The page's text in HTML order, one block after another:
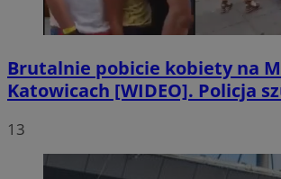
Brutalnie pobicie kobiety na
Katowicach [WIDEO]. Policja
13